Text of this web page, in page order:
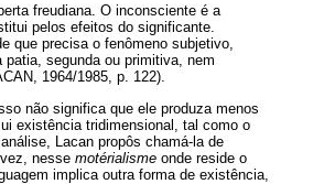
freudiana. O inconsciente é a
pelos efeitos do significante.
que precisa o fenômeno subjetivo,
segunda ou primitiva, nem
1964/1985, p. 122).
não significa que ele produza menos
existência tridimensional, tal como o
Lacan propôs chamá-la de
nesse motérialisme onde reside o
implica outra forma de existência,